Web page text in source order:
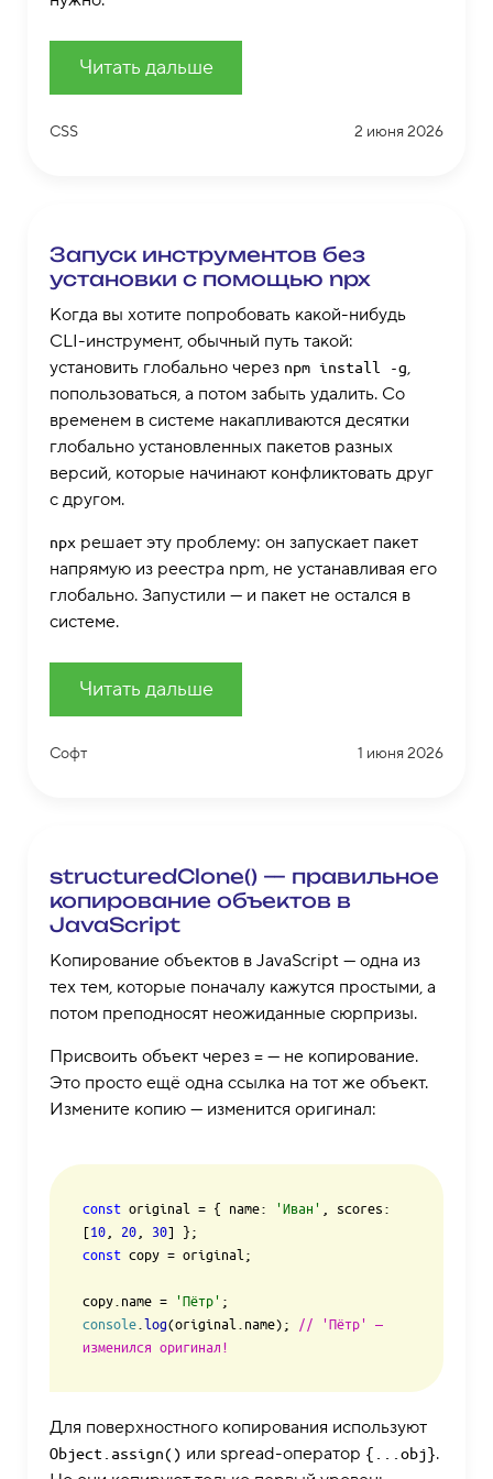
Читать дальше
CSS 2 июня 2026
Запуск инструментов без
установки с помощью npx
Когда вы хотите попробовать какой-нибудь
CLI-инструмент, обычный путь такой:
установить глобально через npm install -g,
попользоваться, а потом забыть удалить. Со
временем в системе накапливаются десятки
глобально установленных пакетов разных
версий, которые начинают конфликтовать друг
с другом.
npx решает эту проблему: он запускает пакет
напрямую из реестра npm, не устанавливая его
глобально. Запустили — и пакет не остался в
системе.
Читать дальше
Софт 1 июня 2026
structuredClone() — правильное
копирование объектов в
JavaScript
Копирование объектов в JavaScript — одна из
тех тем, которые поначалу кажутся простыми, а
потом преподносят неожиданные сюрпризы.
Присвоить объект через = — не копирование.
Это просто ещё одна ссылка на тот же объект.
Измените копию — изменится оригинал:
const original = { name: 'Иван' scores :
[10 20 30
const copy = original;
copy. name = 'Пётр'
console log(original. name);
// 'Пётр' —
изменился оригинал!
Для поверхностного копирования используют
Object.assign() или spread-оператор {...obj}.